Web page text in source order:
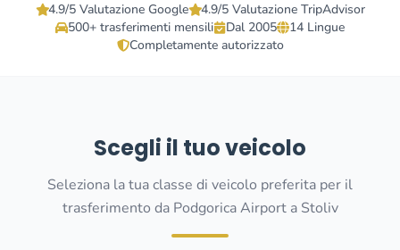
4.9/5 Valutazione Google
4.9/5 Valutazione TripAdvisor
500+ trasferimenti mensili
Dal 2005
14 Lingue
Completamente autorizzato
Scegli il tuo veicolo
Seleziona la tua classe di veicolo preferita per il
trasferimento da Podgorica Airport a Stoliv